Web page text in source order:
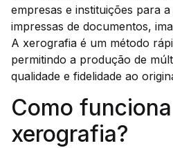
empresas e instituições para
impressas de documentos,
A xerografia é um método
permitindo a produção de
qualidade e fidelidade ao
Como
xerografia?